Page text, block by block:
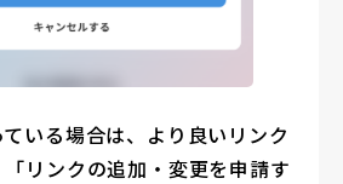
いる場合は、より良いリンク
リンクの追加・変更を申請す